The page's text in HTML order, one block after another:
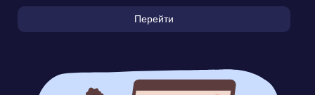
Перейти